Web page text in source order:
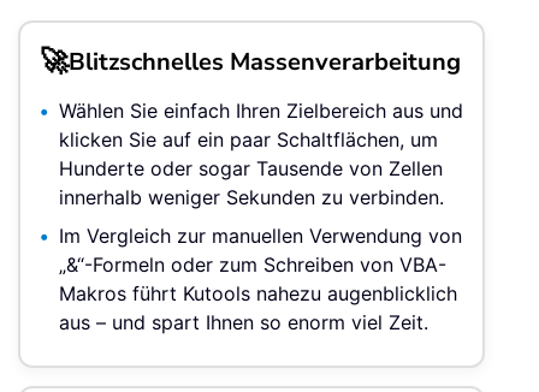
🚀Blitzschnelles Massenverarbeitung
Wählen Sie einfach Ihren Zielbereich aus und
klicken Sie auf ein paar Schaltflächen, um
Hunderte oder sogar Tausende von Zellen
innerhalb weniger Sekunden zu verbinden.
Im Vergleich zur manuellen Verwendung von
„&“-Formeln oder zum Schreiben von VBA-
Makros führt Kutools nahezu augenblicklich
aus – und spart Ihnen so enorm viel Zeit.